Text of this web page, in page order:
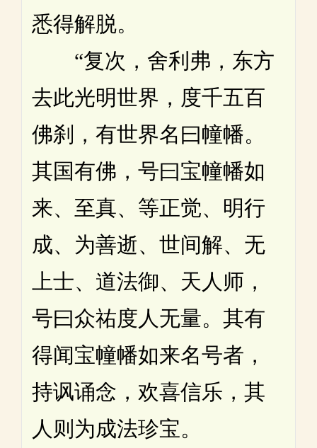
悉得解脱。
“复次，舍利弗，东方
去此光明世界，度千五百
佛刹，有世界名曰幢幡。
其国有佛，号曰宝幢幡如
来、至真、等正觉、明行
成、为善逝、世间解、无
上士、道法御、天人师，
号曰众祐度人无量。其有
得闻宝幢幡如来名号者，
持讽诵念，欢喜信乐，其
人则为成法珍宝。